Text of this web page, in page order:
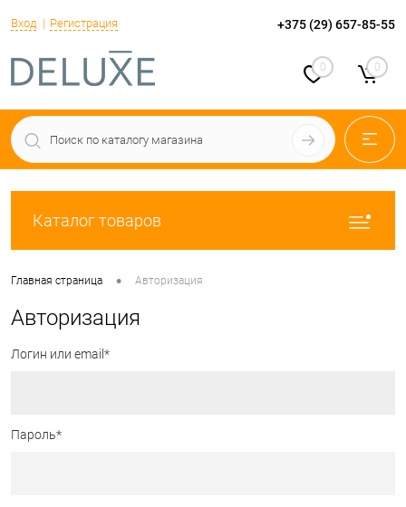
Вход Регистрация +375 (29) 657-85-55
0 0
Каталог товаров
Главная страница • Авторизация
Авторизация
Логин или email*
Пароль*